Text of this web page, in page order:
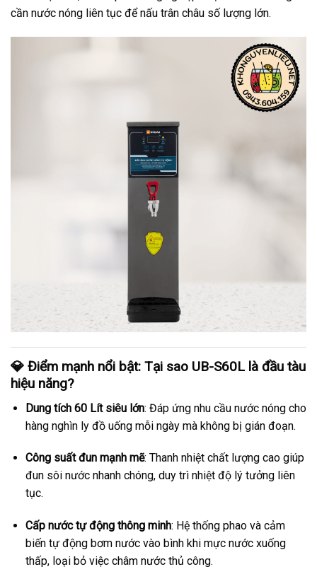
cần nước nóng liên tục để nấu trân châu số lượng lớn.
💎 Điểm mạnh nổi bật: Tại sao UB-S60L là đầu tàu
hiệu năng?
Dung tích 60 Lít siêu lớn: Đáp ứng nhu cầu nước nóng cho
hàng nghìn ly đồ uống mỗi ngày mà không bị gián đoạn.
Công suất đun mạnh mẽ: Thanh nhiệt chất lượng cao giúp
đun sôi nước nhanh chóng, duy trì nhiệt độ lý tưởng liên
tục.
Cấp nước tự động thông minh: Hệ thống phao và cảm
biến tự động bơm nước vào bình khi mực nước xuống
thấp, loại bỏ việc châm nước thủ công.